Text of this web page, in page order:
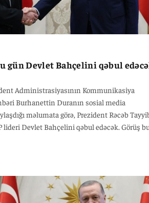
gün Devlet Bahçelini qəbul
Administrasiyasının Kommunikasiya
Burhanettin Duranın sosial media
məlumata görə, Prezident Rəcəb
lideri Devlet Bahçelini qəbul edəcək. Görüş